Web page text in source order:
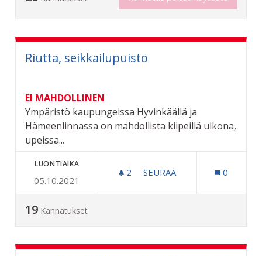
Riutta, seikkailupuisto
EI MAHDOLLINEN
Ympäristö kaupungeissa Hyvinkäällä ja
Hämeenlinnassa on mahdollista kiipeillä ulkona,
upeissa...
LUONTIAIKA
05.10.2021
2 2 SEURAAJAA
SEURAA 0
19 Kannatukset